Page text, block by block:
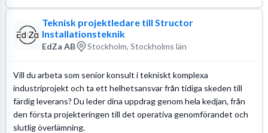
Teknisk projektledare till Structor
Installationsteknik
EdZa AB Stockholm, Stockholms län
Vill du arbeta som senior konsult i tekniskt komplexa
industriprojekt och ta ett helhetsansvar från tidiga skeden till
färdig leverans? Du leder dina uppdrag genom hela kedjan, från
den första projekteringen till det operativa genomförandet och
slutlig överlämning.